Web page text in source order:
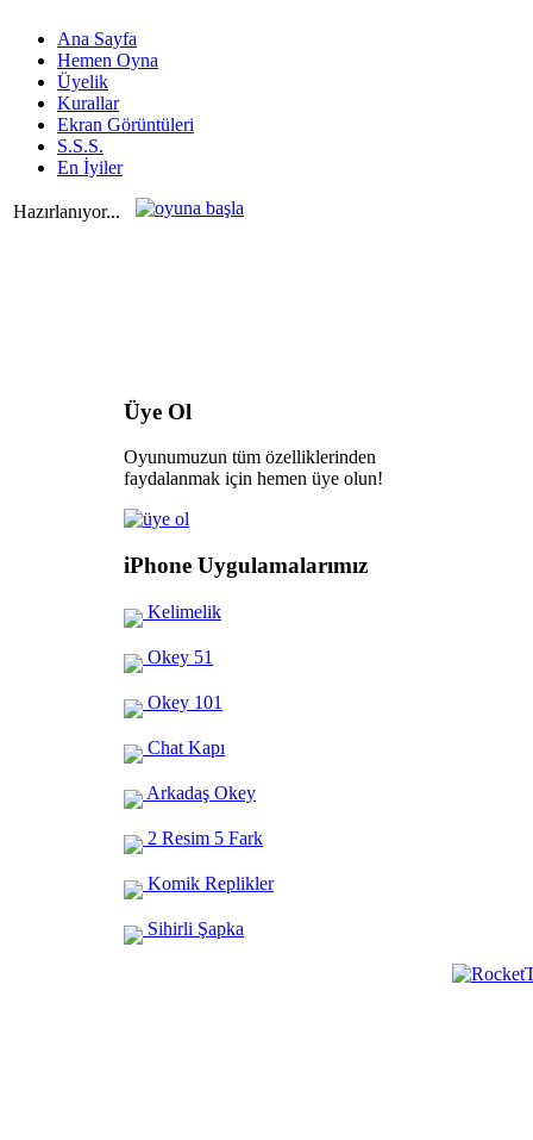
Ana Sayfa
Hemen Oyna
Üyelik
Kurallar
Ekran Görüntüleri
S.S.S.
En İyiler
Hazırlanıyor...
Üye Ol
Oyunumuzun tüm özelliklerinden
faydalanmak için hemen üye olun!
iPhone Uygulamalarımız
Kelimelik
Okey 51
Okey 101
Chat Kapı
Arkadaş Okey
2 Resim 5 Fark
Komik Replikler
Sihirli Şapka